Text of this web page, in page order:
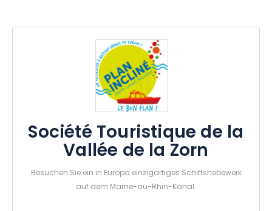
Société Touristique de la
Vallée de la Zorn
Besuchen Sie ein in Europa einzigartiges Schiffshebewerk
auf dem Marne-au-Rhin-Kanal.